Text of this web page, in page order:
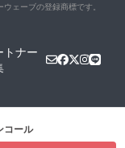
ェーブの登録商標です。
トナー
コール